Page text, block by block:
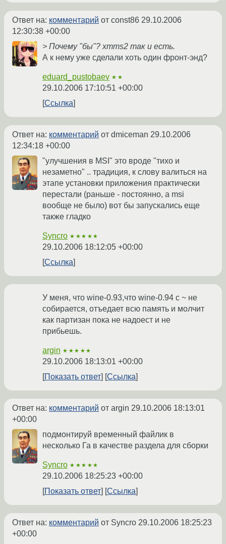
Ответ на: комментарий от const86 29.10.2006
12:30:38 +00:00
> Почему "бы"? xmms2 так и есть.
А к нему уже сделали хоть один фронт-энд?
eduard_pustobaev ★★
29.10.2006 17:10:51 +00:00
Ссылка
Ответ на: комментарий от dmiceman 29.10.2006
12:34:18 +00:00
"улучшения в MSI" это вроде "тихо и
незаметно" .. традиция, к слову валиться на
этапе установки приложения практически
перестали (раньше - постоянно, а msi
вообще не было) вот бы запускались еще
также гладко
Syncro ★★★★★
29.10.2006 18:12:05 +00:00
Ссылка
У меня, что wine-0.93,что wine-0.94 с ~ не
собирается, отъедает всю память и молчит
как партизан пока не надоест и не
прибьешь.
argin ★★★★★
29.10.2006 18:13:01 +00:00
Показать ответ
Ссылка
Ответ на: комментарий от argin 29.10.2006 18:13:01
+00:00
подмонтируй временный файлик в
несколько Га в качестве раздела для сборки
Syncro ★★★★★
29.10.2006 18:25:23 +00:00
Показать ответ
Ссылка
Ответ на: комментарий от Syncro 29.10.2006 18:25:23
+00:00